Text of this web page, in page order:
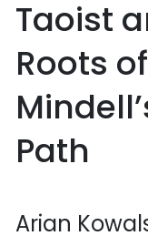
Taoist
Roots
Path
Arian